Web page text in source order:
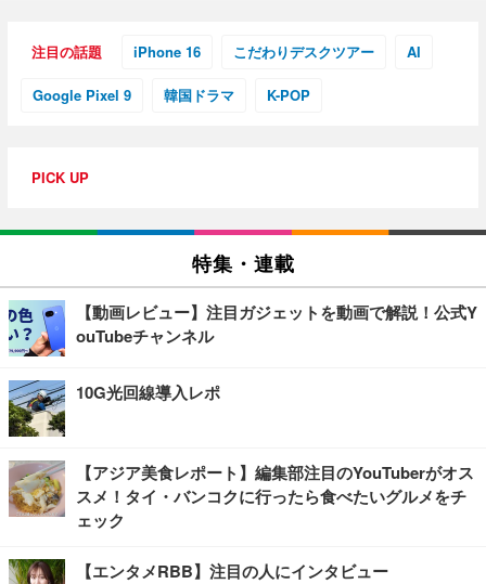
注目の話題 iPhone 16 こだわりデスクツアー AI
Google Pixel 9 韓国ドラマ K-POP
PICK UP
特集・連載
【動画レビュー】注目ガジェットを動画で解説！公式Y
ouTubeチャンネル
10G光回線導入レポ
【アジア美食レポート】編集部注目のYouTuberがオス
スメ！タイ・バンコクに行ったら食べたいグルメをチ
ェック
【エンタメRBB】注目の人にインタビュー